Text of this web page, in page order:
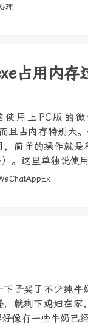
理
占用内存
使用上PC版的
且占内存特别大
，简单的操作就
。这里单独说使
下子买了不少纯
就剩下媳妇在
像有一些牛奶已